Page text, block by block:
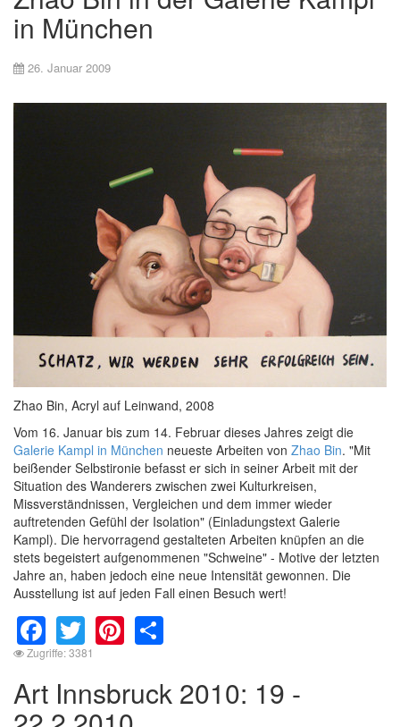
in München
26. Januar 2009
Zhao Bin, Acryl auf Leinwand, 2008
Vom 16. Januar bis zum 14. Februar dieses Jahres zeigt die
Galerie Kampl in München neueste Arbeiten von Zhao Bin. "Mit
beißender Selbstironie befasst er sich in seiner Arbeit mit der
Situation des Wanderers zwischen zwei Kulturkreisen,
Missverständnissen, Vergleichen und dem immer wieder
auftretenden Gefühl der Isolation" (Einladungstext Galerie
Kampl). Die hervorragend gestalteten Arbeiten knüpfen an die
stets begeistert aufgenommenen "Schweine" - Motive der letzten
Jahre an, haben jedoch eine neue Intensität gewonnen. Die
Ausstellung ist auf jeden Fall einen Besuch wert!
Facebook
TwitterPinterest
Zugriffe: 3381
Art Innsbruck 2010: 19 -